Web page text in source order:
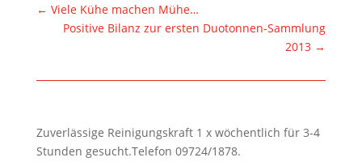
← Viele Kühe machen Mühe…
Positive Bilanz zur ersten Duotonnen-Sammlung
2013 →
Zuverlässige Reinigungskraft 1 x wöchentlich für 3-4
Stunden gesucht.Telefon 09724/1878.